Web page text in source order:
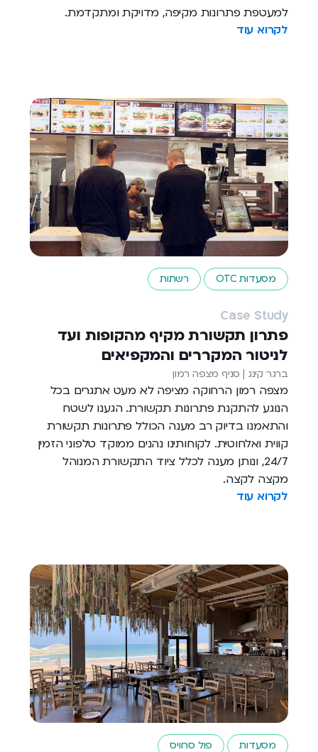
למעטפת פתרונות מקיפה, מדויקת ומתקדמת.
לקרוא עוד
מסעדות OTC רשתות
Case Study
פתרון תקשורת מקיף מהקופות ועד
לניטור המקררים והמקפיאים
ברגר קינג | סניף מצפה רמון
מצפה רמון הרחוקה מציפה לא מעט אתגרים בכל
הנוגע להתקנת פתרונות תקשורת. הגענו לשטח
והתאמנו בדיוק רב מענה הכולל פתרונות תקשורת
קווית ואלחוטית. לקוחותינו נהנים ממוקד טלפוני הזמין
24/7, ונותן מענה לכלל ציוד התקשורת המנוהל
מקצה לקצה.
לקרוא עוד
מסעדות פול סרוויס